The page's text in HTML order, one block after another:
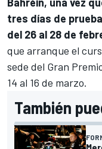
tres días de
del 26 al 28 de
que arranque el
sede del Gran
14 al 16 de marzo.
También